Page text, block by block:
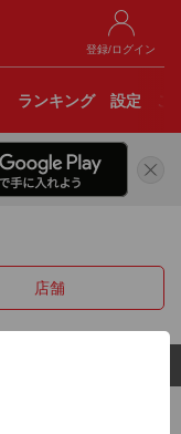
登録/ログイン
ランキング 設定
店舗